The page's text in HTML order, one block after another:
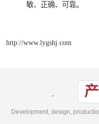
敏、正确、可靠。
http://www.lygshj.com